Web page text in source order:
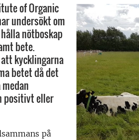
of Organic
undersökt om
nötboskap
bete.
kycklingarna
betet då det
positivt eller
på